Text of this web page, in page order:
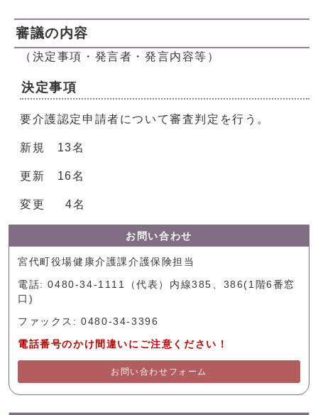
審議の内容
（決定事項・発言者・発言内容等）
決定事項
要介護認定申請者について審査判定を行う。
新規 13名
更新 16名
変更 4名
お問い合わせ
宮代町役場健康介護課介護保険担当
電話: 0480-34-1111（代表）内線385、386(1階6番窓
口)
ファックス: 0480-34-3396
電話番号のかけ間違いにご注意ください！
お問い合わせフォーム